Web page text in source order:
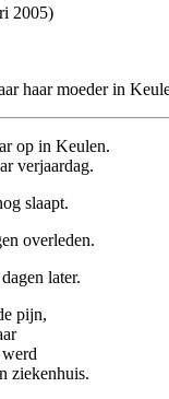
2005)
haar moeder in
op in Keulen.
verjaardag.
slaapt.
overleden.
later.
pijn,
ziekenhuis.